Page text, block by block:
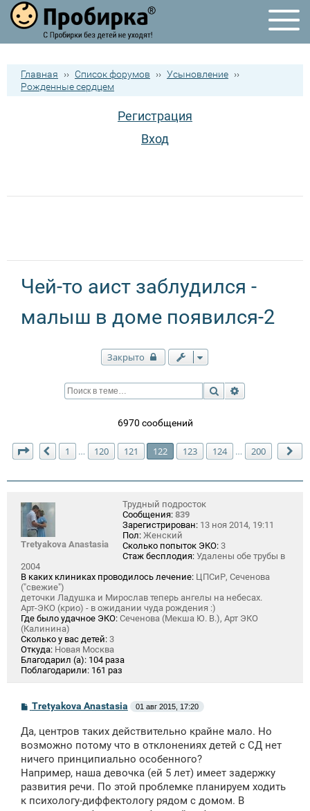
Главная ›› Список форумов ›› Усыновление ››
Рожденные сердцем
Регистрация
Вход
Чей-то аист заблудился -
малыш в доме появился-2
Закрыто
Поиск
6970 сообщений
Страница 122 из200
Пред.
1 … 120 121 122 123 124 … 200
Tretyakova Anastasia
Трудный подросток
Сообщения: 839
Зарегистрирован: 13 ноя 2014, 19:11
Пол: Женский
Сколько попыток ЭКО: 3
Стаж бесплодия: Удалены обе трубы в
2004
В каких клиниках проводилось лечение: ЦПСиР, Сеченова
("свежие")
деточки Ладушка и Мирослав теперь ангелы на небесах.
Арт-ЭКО (крио) - в ожидании чуда рождения :)
Где было удачное ЭКО: Сеченова (Мекша Ю. В.), Арт ЭКО
(Калинина)
Сколько у вас детей: 3
Откуда: Новая Москва
Благодарил (а): 104 раза
Поблагодарили: 161 раз
С
б
щ
н
и
Tretyakova Anastasia 01 авг 2015, 17:20
Да, центров таких действительно крайне мало. Но
возможно потому что в отклонениях детей с СД нет
ничего принципиально особенного?
Например, наша девочка (ей 5 лет) имеет задержку
развития речи. По этой проблемке планируем ходить
к психологу-диффектологу рядом с домом. В